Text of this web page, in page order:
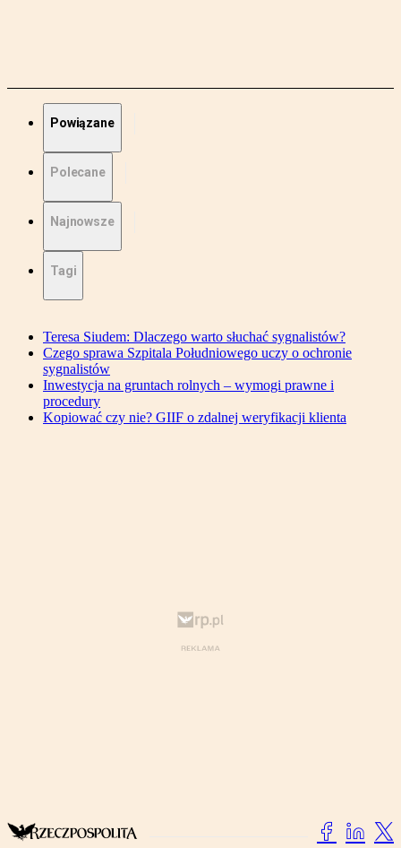
Powiązane
Polecane
Najnowsze
Tagi
Teresa Siudem: Dlaczego warto słuchać sygnalistów?
Czego sprawa Szpitala Południowego uczy o ochronie
sygnalistów
Inwestycja na gruntach rolnych – wymogi prawne i
procedury
Kopiować czy nie? GIIF o zdalnej weryfikacji klienta